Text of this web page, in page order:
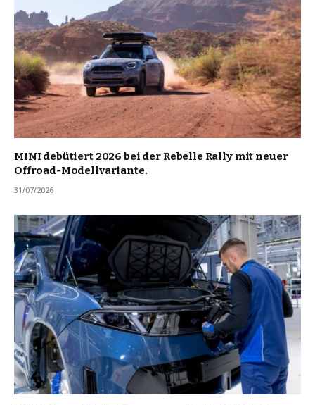
MINI debütiert 2026 bei der Rebelle Rally mit neuer
Offroad-Modellvariante.
31/07/2026